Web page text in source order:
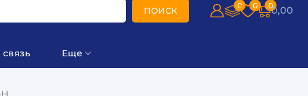
ПОИСК 0 0 00,00
Еще